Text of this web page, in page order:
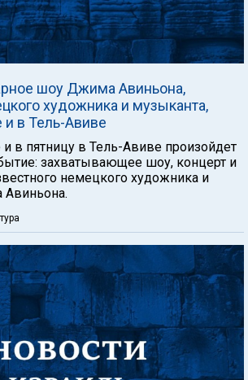
шоу Джима Авиньона,
художника и музыканта,
в Тель-Авиве
в пятницу в Тель-Авиве произойдет
захватывающее шоу, концерт и
немецкого художника и